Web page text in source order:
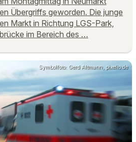
Übergriffs geworden. Die junge
Markt in Richtung LGS-Park,
im Bereich des …
Symbolfoto: Gerd Altmann, pixelio.de